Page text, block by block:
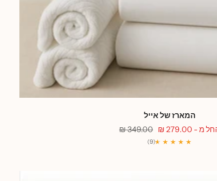
המארז של אייל
מ - 279.00 ₪
מחיר
רגיל
349.00 ₪
★ ★ ★ ★
★
★
(9)